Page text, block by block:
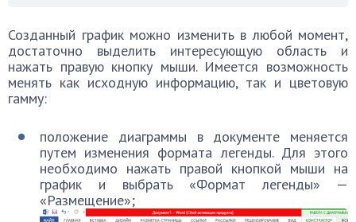
Созданный график можно изменить в любой момент,
достаточно выделить интересующую область и
нажать правую кнопку мыши. Имеется возможность
менять как исходную информацию, так и цветовую
гамму:
положение диаграммы в документе меняется
путем изменения формата легенды. Для этого
необходимо нажать правой кнопкой мыши на
график и выбрать «Формат легенды» —
«Размещение»;